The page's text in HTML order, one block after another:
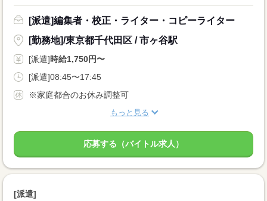
[派遣]編集者・校正・ライター・コピーライター
[勤務地]/東京都千代田区 / 市ヶ谷駅
[派遣]時給1,750円〜
[派遣]08:45〜17:45
※家庭都合のお休み調整可
もっと見る
応募する（バイトル求人）
[派遣]